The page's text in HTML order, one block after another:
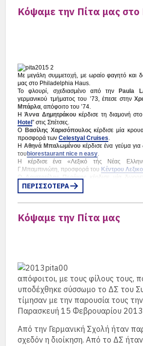
Γιάννης Μυλωνάς
,
Σχολή από το 1971 εως
Δημήτρης
Νηπιαγωγείου και
Δημητράκου
και τοκόσμημακέρδισε:
ηΆννα Τσαντίλη ,
Το ξενοδοχείο
Hotel Spetses
προσέφερε δύο
ηΕλίζα Παπαδάκη,
1967
Celestyal
μία κρουαζιέρα για
κέρδισε
ηΜαρία Καραμάνου,
1969
Τοεστιατόριο it , Σκουφά
Να θυμηθούμε και την πρόσκλησή μας:
Κόψαμε την Πίτα μας
Με μεγάλη συμμετοχή, με ωραίο φαγητό και
μας στο Philadelphia Haus.
Το φλουρί, σχεδιασμένο από τηνPaula
γερμανικού τμήματος του ’73, έπεσε στην
Μπάρλα , απόφοιτο του ’74.
ΗΆννα Δημητράκουκέρδισε τη διαμονή
Hotel” στις Σπέτσες.
Ο Βασίλης Χαρισόπουλοςκέρδισε μία
προσφορά των Celestyal Cruises
ΗΑθηνά Μπαλωμένου κέρδισε ένα γεύμα
τουbiorestaurant nice n easy
Η κέρδισε ένα «Λεξικό τής Νέας
Γ.Μπαμπινιώτη, προσφορά του Κέντρου
Ο
κέρδισε μία
Bavella.
Ο Χρήστος Νηρός και το Philadelphia που
αποφοίτους.
ΠΕΡΙΣΣΟΤΕΡΑ
Κόψαμε την Πίτα μας
απόφοιτοι, με τους φίλους τους,
υποδέχθηκε σύσσωμο το ΔΣ του
τίμησαν με την παρουσία τους
Παρασκευή 15 Φεβρουαρίου
Από την Γερμανική Σχολή ήταν
σχεδόν η διοίκηση. Από το ΔΣ